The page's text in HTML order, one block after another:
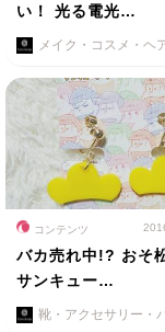
い！ 光る電光…
メイク・コスメ・ヘ
コンテンツ
バカ売れ中!? おそ
サンキュー…
靴・アクセサリー・